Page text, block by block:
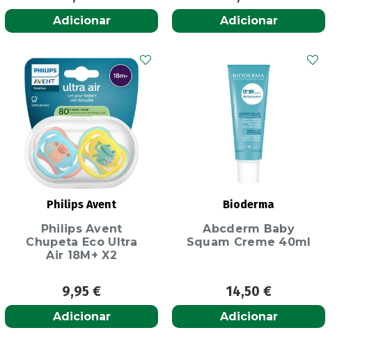
Adicionar Adicionar
Philips Avent
Philips Avent
Chupeta Eco Ultra
Air 18M+ X2
9,95€
Adicionar
Bioderma
Abcderm Baby
Squam Creme 40ml
14,50 €
Adicionar